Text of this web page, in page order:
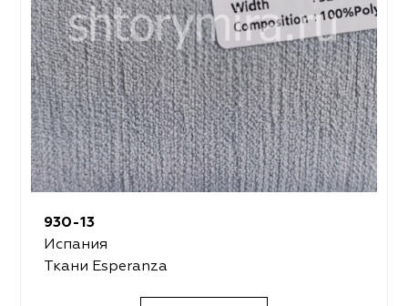
930-13
Испания
Ткани Esperanza